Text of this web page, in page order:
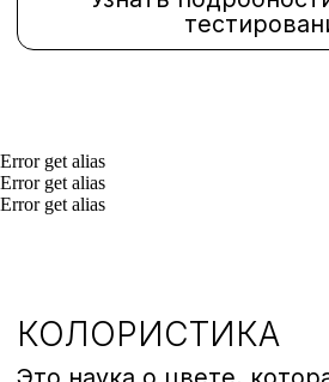
Error get alias
Error get alias
Error get alias